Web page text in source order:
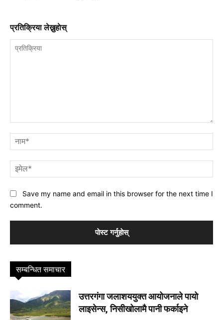
प्रतिक्रिया लेख्नुहाेस्
Save my name and email in this browser for the next time I
comment.
सम्बन्धित समाचार
उत्तरगंगा जलाशययुक्त आयोजनाले पायो
लाइसेन्स, निसीखोलामै पानी फर्काइने